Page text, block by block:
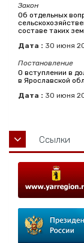
Закон
Об отдельных
составе таких
Дата : 30 июня
Постановление
О вступлении в
в Ярославской
Дата : 30 июня
Ссылки